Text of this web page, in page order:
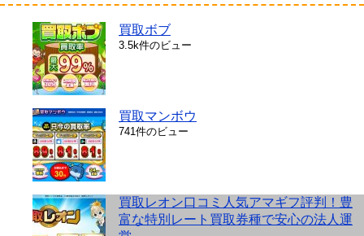
買取ボブ
3.5k件のビュー
買取マンボウ
741件のビュー
買取レオン口コミ人気アマギフ評判！豊
富な特別レート買取券種で安心の法人運